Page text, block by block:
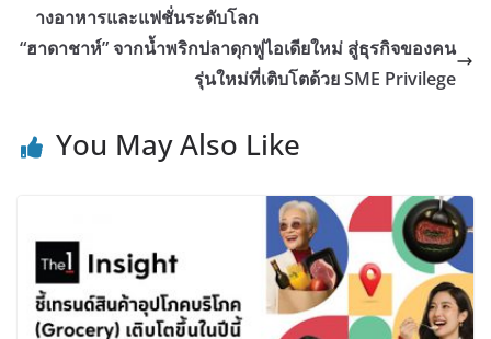
างอาหารและแฟชั่นระดับโลก
“ฮาดาชาห์” จากน้ำพริกปลาดุกฟูไอเดียใหม่ สู่ธุรกิจของคน
รุ่นใหม่ที่เติบโตด้วย SME Privilege
You May Also Like